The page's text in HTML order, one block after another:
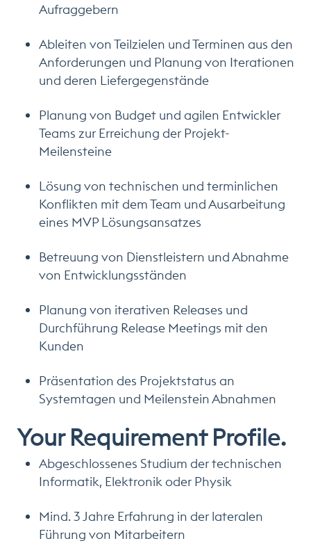
Aufraggebern
Ableiten von Teilzielen und Terminen aus den
Anforderungen und Planung von Iterationen
und deren Liefergegenstände
Planung von Budget und agilen Entwickler
Teams zur Erreichung der Projekt-
Meilensteine
Lösung von technischen und terminlichen
Konflikten mit dem Team und Ausarbeitung
eines MVP Lösungsansatzes
Betreuung von Dienstleistern und Abnahme
von Entwicklungsständen
Planung von iterativen Releases und
Durchführung Release Meetings mit den
Kunden
Präsentation des Projektstatus an
Systemtagen und Meilenstein Abnahmen
Your Requirement Profile.
Abgeschlossenes Studium der technischen
Informatik, Elektronik oder Physik
Mind. 3 Jahre Erfahrung in der lateralen
Führung von Mitarbeitern